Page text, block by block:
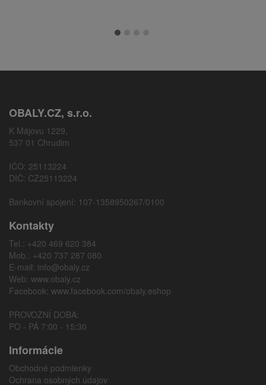
OBALY.CZ, s.r.o.
K Májovu 1229,
537 01 Chrudim
IČO: 25113224
DIČ: CZ25113224
Bankovní spojení: 107-1358950267/0100
Kontakty
Tel.: +420 469 620 384
Mob.: +420 737 287 080
E-mail: info@obaly.cz
Web: www.obaly.cz
Facebook: www.facebook.com/obaly.eshop
PROVOZNÍ DOBA:
PO - PÁ 7:00 - 15:30
Informácie
Obchodné podmienky
Ochrana osobných údajov